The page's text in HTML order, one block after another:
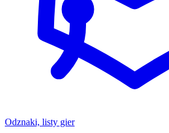
Odznaki, listy gier